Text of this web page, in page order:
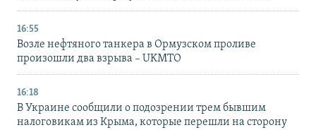
16:55
Возле нефтяного танкера в Ормузском проливе
произошли два взрыва – UKMTO
16:18
В Украине сообщили о подозрении трем бывшим
налоговикам из Крыма, которые перешли на сторону